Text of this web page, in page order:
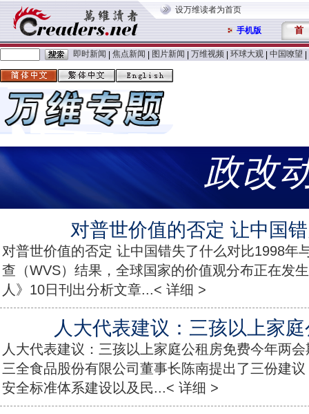
设万维读者为首页
手机版 首
即时新闻 焦点新闻 图片新闻 万维视频 环球大观 中国嘹望
政改
对普世价值的否定 让中国
对普世价值的否定 让中国错失了什么对比1998年
查（WVS）结果，全球国家的价值观分布正在发
人》10日刊出分析文章...< 详细 >
人大代表建议：三孩以上家
人大代表建议：三孩以上家庭公租房免费今年两
三全食品股份有限公司董事长陈南提出了三份建
安全标准体系建设以及民...< 详细 >